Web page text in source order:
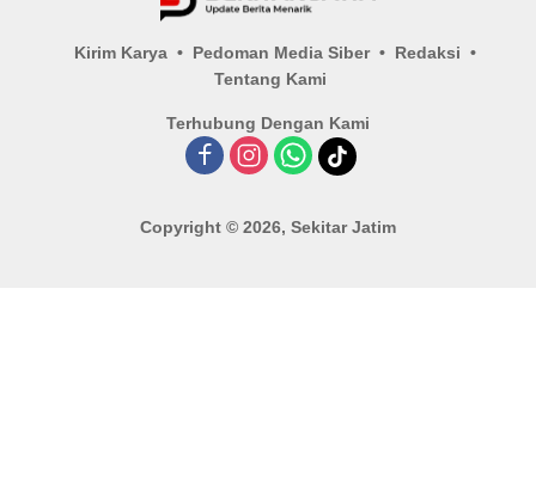
Kirim Karya Pedoman Media Siber
Redaksi
Tentang Kami
Terhubung Dengan Kami
Copyright © 2026, Sekitar Jatim